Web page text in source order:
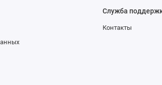
Служба
Контакты